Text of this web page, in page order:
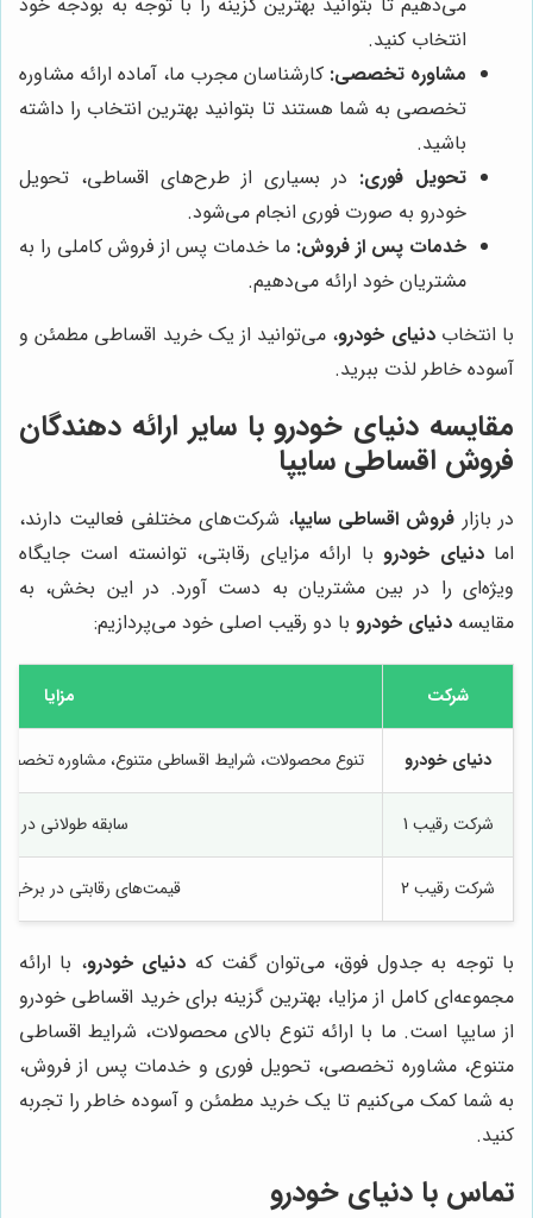
انتخاب کنید.
مشاوره تخصصی: کارشناسان مجرب ما، آماده ارائه مشاوره
تخصصی به شما هستند تا بتوانید بهترین انتخاب را داشته
باشید.
تحویل فوری: در بسیاری از طرح‌های اقساطی، تحویل
خودرو به صورت فوری انجام می‌شود.
خدمات پس از فروش: ما خدمات پس از فروش کاملی را به
مشتریان خود ارائه می‌دهیم.
با انتخابدنیای خودرو، می‌توانید از یک خرید اقساطی مطمئن و
آسوده خاطر لذت ببرید.
مقایسه دنیای خودرو با سایر ارائه دهندگان
فروش اقساطی سایپا
در بازار فروش اقساطی سایپا، شرکت‌های مختلفی فعالیت دارند،
امادنیای خودروبا ارائه مزایای رقابتی، توانسته است جایگاه
ویژه‌ای را در بین مشتریان به دست آورد. در این بخش، به
مقایسه دنیای خودرو با دو رقیب اصلی خود می‌پردازیم:
شرکت مزایا
دنیای خودرو تنوع محصولات، شرایط اقساطی متنوع، مشاوره
شرکت رقیب 1 سابقه طولانی در
شرکت رقیب 2 قیمت‌های رقابتی در
با توجه به جدول فوق، می‌توان گفت که دنیای خودرو، با ارائه
مجموعه‌ای کامل از مزایا، بهترین گزینه برای خرید اقساطی خودرو
از سایپا است. ما با ارائه تنوع بالای محصولات، شرایط اقساطی
متنوع، مشاوره تخصصی، تحویل فوری و خدمات پس از فروش،
به شما کمک می‌کنیم تا یک خرید مطمئن و آسوده خاطر را تجربه
کنید.
تماس با دنیای خودرو